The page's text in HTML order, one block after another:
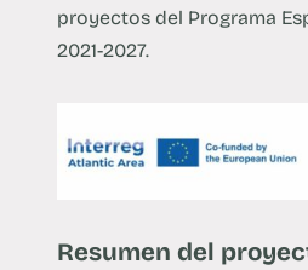
proyectos del Programa
2021-2027.
Resumen del